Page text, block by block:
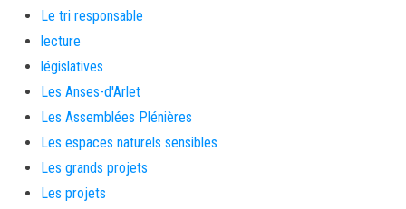
Le tri responsable
lecture
législatives
Les Anses-d'Arlet
Les Assemblées Plénières
Les espaces naturels sensibles
Les grands projets
Les projets